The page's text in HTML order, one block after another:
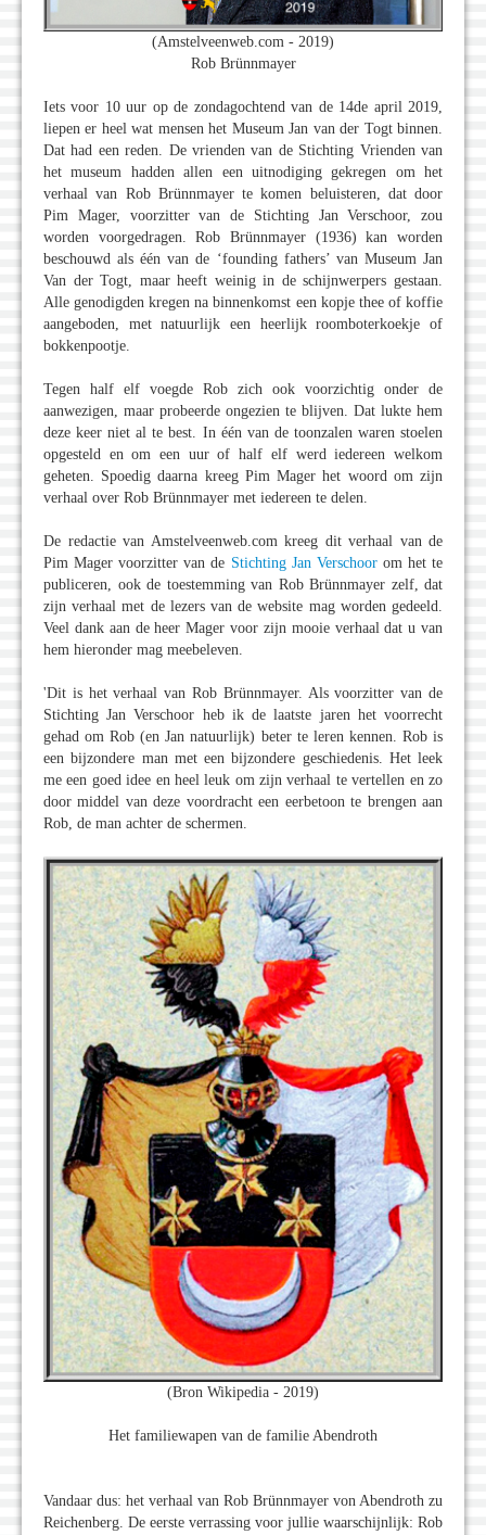
(Amstelveenweb.com - 2019)
Rob Brünnmayer
Iets voor 10 uur op de zondagochtend van de 14de april 2019,
liepen er heel wat mensen het Museum Jan van der Togt binnen.
Dat had een reden. De vrienden van de Stichting Vrienden van
het museum hadden allen een uitnodiging gekregen om het
verhaal van Rob Brünnmayer te komen beluisteren, dat door
Pim Mager, voorzitter van de Stichting Jan Verschoor, zou
worden voorgedragen. Rob Brünnmayer (1936) kan worden
beschouwd als één van de ‘founding fathers’ van Museum Jan
Van der Togt, maar heeft weinig in de schijnwerpers gestaan.
Alle genodigden kregen na binnenkomst een kopje thee of koffie
aangeboden, met natuurlijk een heerlijk roomboterkoekje of
bokkenpootje.
Tegen half elf voegde Rob zich ook voorzichtig onder de
aanwezigen, maar probeerde ongezien te blijven. Dat lukte hem
deze keer niet al te best. In één van de toonzalen waren stoelen
opgesteld en om een uur of half elf werd iedereen welkom
geheten. Spoedig daarna kreeg Pim Mager het woord om zijn
verhaal over Rob Brünnmayer met iedereen te delen.
De redactie van Amstelveenweb.com kreeg dit verhaal van de
Pim Mager voorzitter van de Stichting Jan Verschoorom het te
publiceren, ook de toestemming van Rob Brünnmayer zelf, dat
zijn verhaal met de lezers van de website mag worden gedeeld.
Veel dank aan de heer Mager voor zijn mooie verhaal dat u van
hem hieronder mag meebeleven.
'Dit is het verhaal van Rob Brünnmayer. Als voorzitter van de
Stichting Jan Verschoor heb ik de laatste jaren het voorrecht
gehad om Rob (en Jan natuurlijk) beter te leren kennen. Rob is
een bijzondere man met een bijzondere geschiedenis. Het leek
me een goed idee en heel leuk om zijn verhaal te vertellen en zo
door middel van deze voordracht een eerbetoon te brengen aan
Rob, de man achter de schermen.
(Bron Wikipedia - 2019)
Het familiewapen van de familie Abendroth
Vandaar dus: het verhaal van Rob Brünnmayer von Abendroth zu
Reichenberg. De eerste verrassing voor jullie waarschijnlijk: Rob